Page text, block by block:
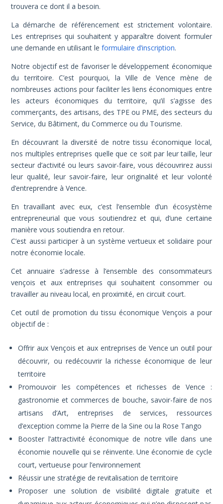
trouvera ce dont il a besoin.
La démarche de référencement est strictement volontaire.
Les entreprises qui souhaitent y apparaître doivent formuler
une demande en utilisant leformulaire d’inscription.
Notre objectif est de favoriser le développement économique
du territoire. C’est pourquoi, la Ville de Vence mène de
nombreuses actions pour faciliter les liens économiques entre
les acteurs économiques du territoire, qu’il s’agisse des
commerçants, des artisans, des TPE ou PME, des secteurs du
Service, du Bâtiment, du Commerce ou du Tourisme.
En découvrant la diversité de notre tissu économique local,
nos multiples entreprises quelle que ce soit par leur taille, leur
secteur d’activité ou leurs savoir-faire, vous découvrirez aussi
leur qualité, leur savoir-faire, leur originalité et leur volonté
d’entreprendre à Vence.
En travaillant avec eux, c’est l’ensemble d’un écosystème
entrepreneurial que vous soutiendrez et qui, d’une certaine
manière vous soutiendra en retour.
C’est aussi participer à un système vertueux et solidaire pour
notre économie locale.
Cet annuaire s’adresse à l’ensemble des consommateurs
vençois et aux entreprises qui souhaitent consommer ou
travailler au niveau local, en proximité, en circuit court.
Cet outil de promotion du tissu économique Vençois a pour
objectif de :
Offrir aux Vençois et aux entreprises de Vence un outil pour
découvrir, ou redécouvrir la richesse économique de leur
territoire
Promouvoir les compétences et richesses de Vence :
gastronomie et commerces de bouche, savoir-faire de nos
artisans d’Art, entreprises de services, ressources
d’exception comme la Pierre de la Sine ou la Rose Tango
Booster l’attractivité économique de notre ville dans une
économie nouvelle qui se réinvente. Une économie de cycle
court, vertueuse pour l’environnement
Réussir une stratégie de revitalisation de territoire
Proposer une solution de visibilité digitale gratuite et